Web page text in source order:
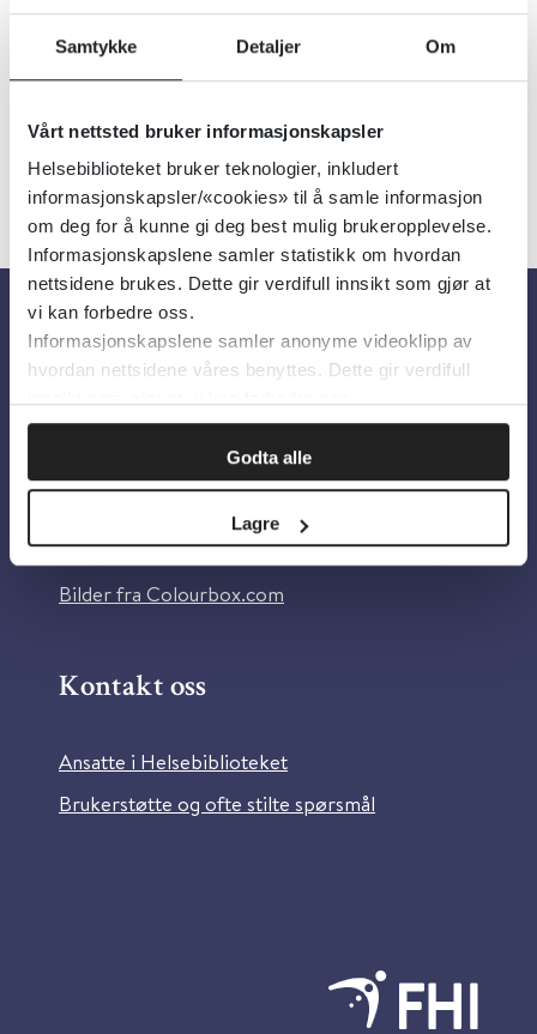
Samtykke Detaljer Om
Vårt nettsted bruker informasjonskapsler
Helsebiblioteket bruker teknologier, inkludert
informasjonskapsler/«cookies» til å samle informasjon
om deg for å kunne gi deg best mulig brukeropplevelse.
Informasjonskapslene samler statistikk om hvordan
nettsidene brukes. Dette gir verdifull innsikt som gjør at
vi kan forbedre oss.
Informasjonskapslene samler anonyme videoklipp av
hvordan nettsidene våres benyttes. Dette gir verdifull
Godta alle
Lagre
Utgiver:Norsk Resuscitasjonsråd
Språk:
Om oss
Om Helsebiblioteket
Personvern og informasjonskapsler
Tilgjengelighetserklæring
Information in English
Bilder fra Colourbox.com
Kontakt oss
Ansatte i Helsebiblioteket
Brukerstøtte og ofte stilte spørsmål